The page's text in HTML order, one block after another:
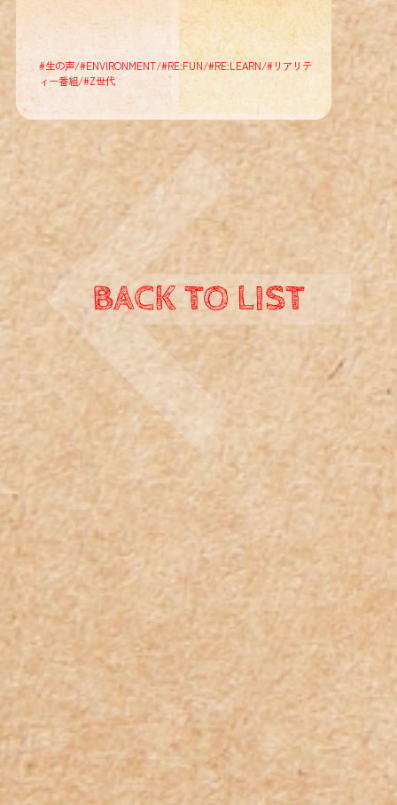
:
■ プロジェクト開始の背景
無洗百人プロジェクトの発端は、「常識」とさ
れる日常のルーティンに疑問を感じた経験
にあります。洗濯によって発生するマイクロ
プラスチックや、服の耐久性低下といった問
題と向き合う中で、そもそも「洗わなくても
よい服」というコンセプトに着目しました。
消臭効果や環境負荷の低減を考慮し、メリノ
ウールを採用することで、100人が100日間、
毎日同じTシャツを着用するという実験を企
画。環境問題を分かりやすく示す手段とし
て、多くの人々の関心を引くと考え、プロジ
ェクトをキックオフしました。
■ プロジェクトの良かった点
・日常に潜む環境負荷に対して注意を向けさ
せ、参加者が楽しみながら問題意識を高める
ことができました。
#生の声/#ENVIRONMENT/#RE:FUN/#RE:LEARN/#リアリテ
ィー番組/#Z世代
BACK TO LIST
BACK TO LIST
RE: